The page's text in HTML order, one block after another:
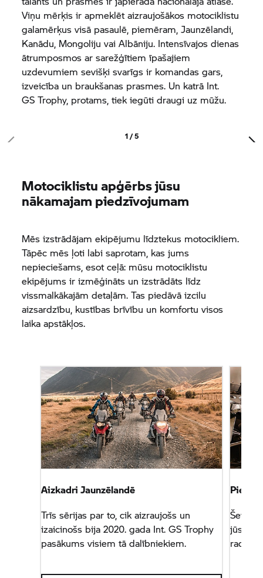
Viņu mērķis ir apmeklēt aizraujošākos motociklistu
galamērķus visā pasaulē, piemēram, Jaunzēlandi,
Kanādu, Mongoliju vai Albāniju. Intensīvajos dienas
ātrumposmos ar sarežģītiem īpašajiem
uzdevumiem sevišķi svarīgs ir komandas gars,
izveicība un braukšanas prasmes. Un katrā Int.
GS Trophy, protams, tiek iegūti draugi uz mūžu.
1 / 5
Motociklistu apģērbs jūsu
nākamajam piedzīvojumam
Mēs izstrādājam ekipējumu līdztekus motocikliem.
Tāpēc mēs ļoti labi saprotam, kas jums
nepieciešams, esot ceļā: mūsu motociklistu
ekipējums ir izmēģināts un izstrādāts līdz
vissmalkākajām detaļām. Tas piedāvā izcilu
aizsardzību, kustības brīvību un komfortu visos
laika apstākļos.
Aizkadri Jaunzēlandē
Trīs sērijas par to, cik aizraujošs un
izaicinošs bija 2020. gada Int.GS Trophy
pasākums visiem tā dalībniekiem.
Šeit
jūsu
radīti,